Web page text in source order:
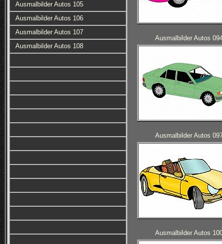
Ausmalbilder Autos 105
Ausmalbilder Autos 106
Ausmalbilder Autos 107
Ausmalbilder Autos 108
Ausmalbilder Autos
Ausmalbilder Autos
Ausmalbilder Autos